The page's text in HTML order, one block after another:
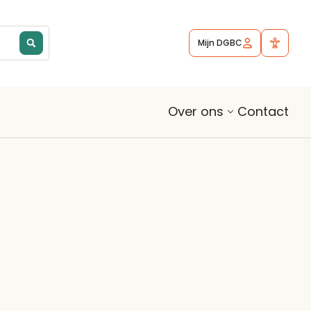
Mijn DGBC
Over ons Contact